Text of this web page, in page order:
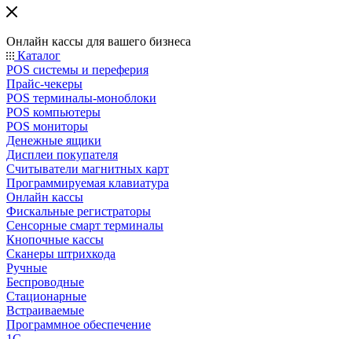
Онлайн кассы для вашего бизнеса
Каталог
POS системы и переферия
Прайс-чекеры
POS терминалы-моноблоки
POS компьютеры
POS мониторы
Денежные ящики
Дисплеи покупателя
Считыватели магнитных карт
Программируемая клавиатура
Онлайн кассы
Фискальные регистраторы
Сенсорные смарт терминалы
Кнопочные кассы
Сканеры штрихкода
Ручные
Беспроводные
Стационарные
Встраиваемые
Программное обеспечение